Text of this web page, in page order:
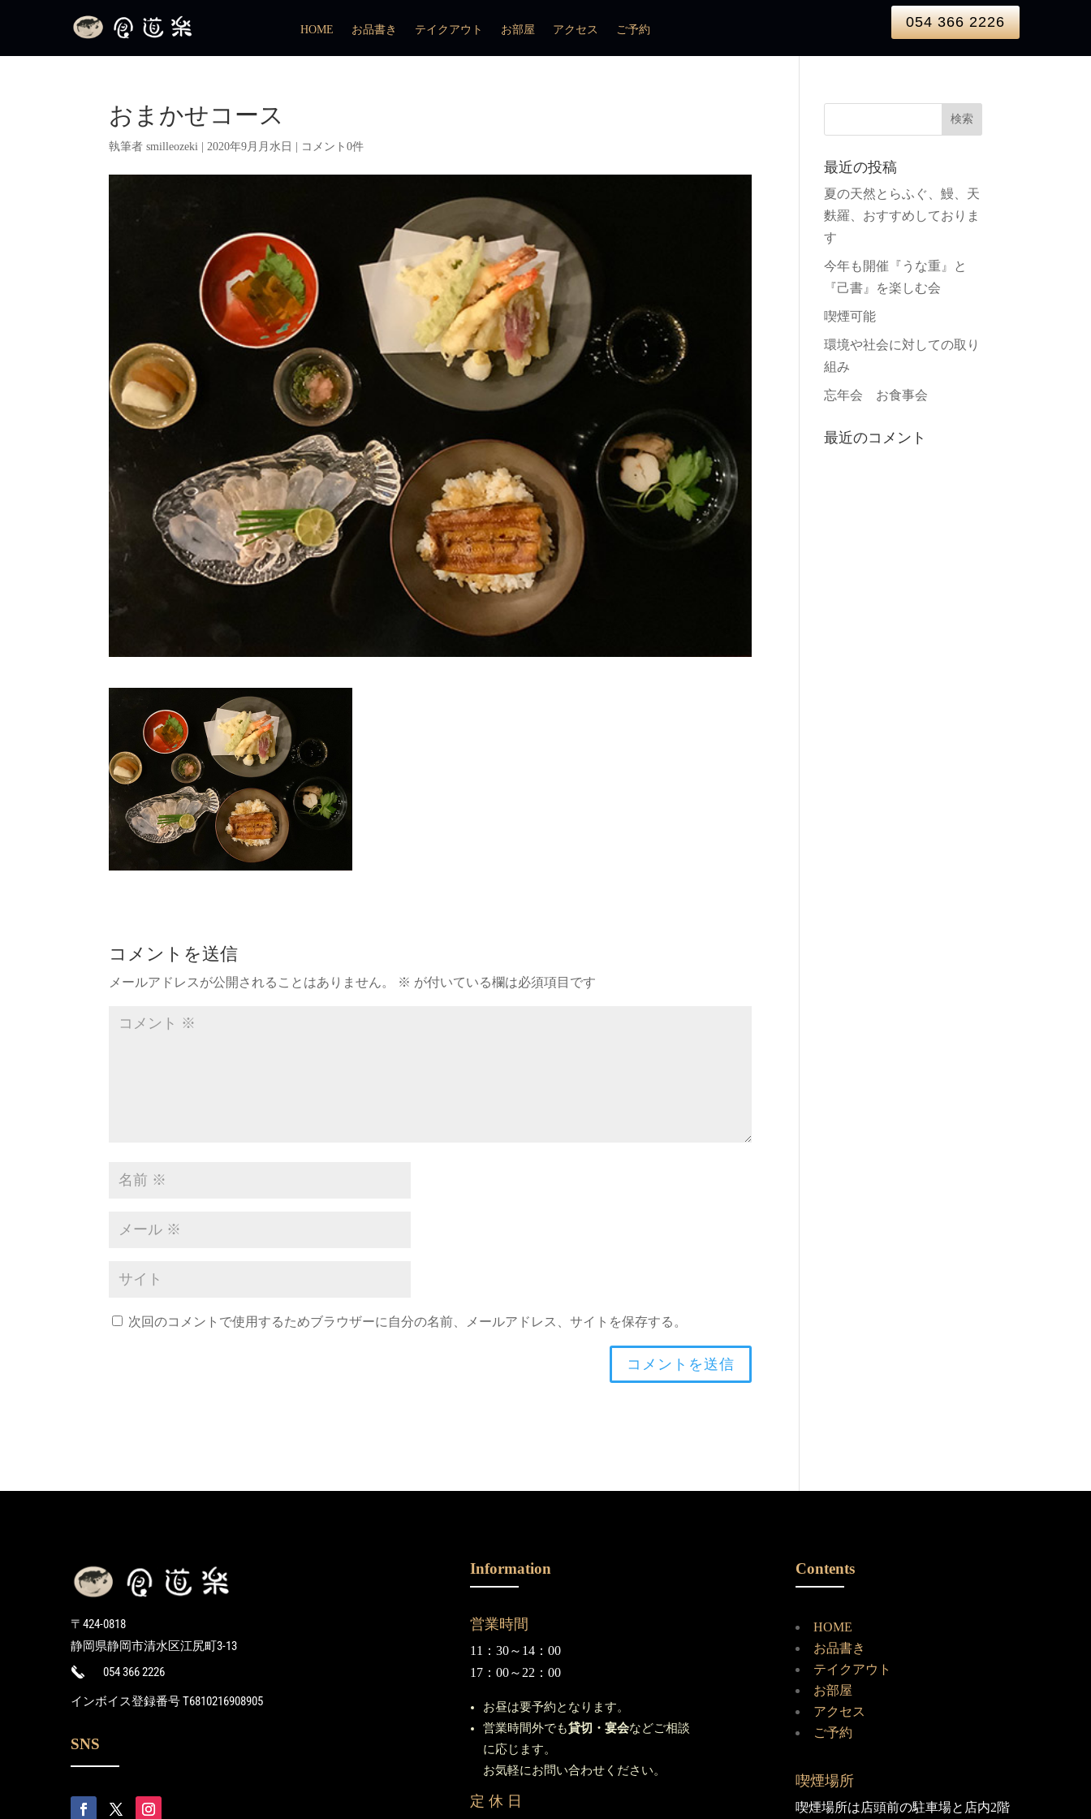
HOME お品書き テイクアウト お部屋 アクセス ご予約 054 366 2226
おまかせコース
執筆者smilleozeki 2020年9月月水日 コメント0件
コメントを送信
メールアドレスが公開されることはありません。 ※ が付いている欄は必須項目です
次回のコメントで使用するためブラウザーに自分の名前、メールアドレス、サイトを保存する。
最近の投稿
夏の天然とらふぐ、鰻、天
麩羅、おすすめしておりま
す
今年も開催『うな重』と
『己書』を楽しむ会
喫煙可能
環境や社会に対しての取り
組み
忘年会 お食事会
最近のコメント
〒 424-0818
静岡県静岡市清水区江尻町3-13
054 366 2226
インボイス登録番号 T6810216908905
SNS
Information
営業時間
11：30～14：00
17：00～22：00
お昼は要予約となります。
営業時間外でも貸切・宴会などご相談
に応じます。
お気軽にお問い合わせください。
定 休 日
Contents
HOME
お品書き
テイクアウト
お部屋
アクセス
ご予約
喫煙場所
喫煙場所は店頭前の駐車場と店内2階